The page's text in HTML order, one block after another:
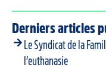
Derniers articles
Le Syndicat de la
l’euthanasie